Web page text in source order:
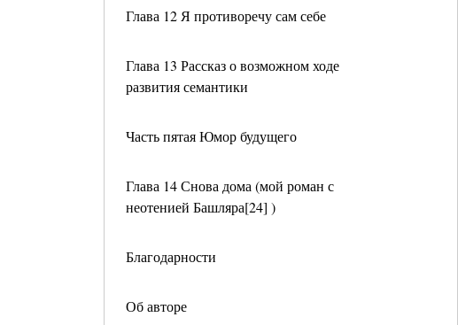
Глава 12 Я противоречу сам себе
Глава 13 Рассказ о возможном ходе
развития семантики
Часть пятая Юмор будущего
Глава 14 Снова дома (мой роман с
неотенией Башляра[24] )
Благодарности
Об авторе